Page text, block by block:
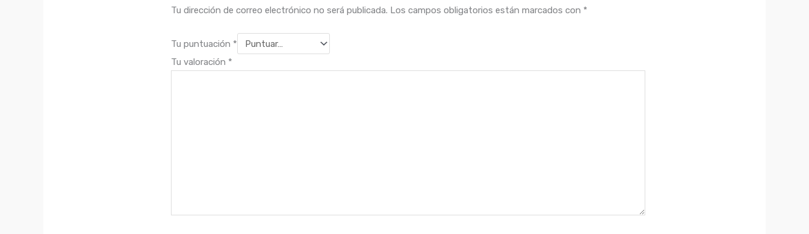
Tu dirección de correo electrónico no será publicada. Los campos obligatorios están marcados con *
Tu puntuación *
Tu valoración *